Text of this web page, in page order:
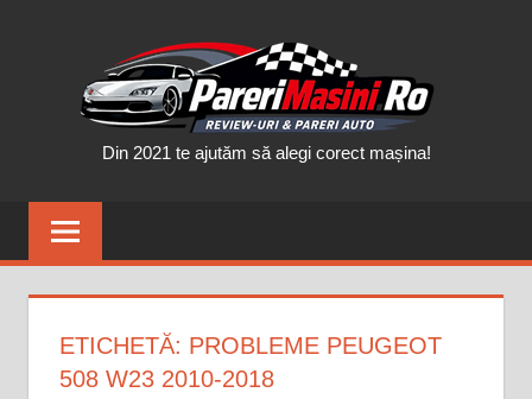
Din 2021 te ajutăm să alegi corect mașina!
ETICHETĂ: PROBLEME PEUGEOT
508 W23 2010-2018